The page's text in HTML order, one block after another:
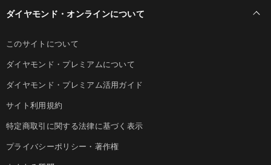
ダイヤモンド・オンラインについて
このサイトについて
ダイヤモンド・プレミアムについて
ダイヤモンド・プレミアム活用ガイド
サイト利用規約
特定商取引に関する法律に基づく表示
プライバシーポリシー・著作権